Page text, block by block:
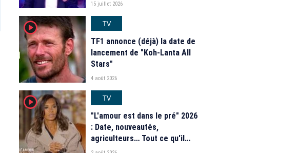
15 juillet 2026
player2
TV
TF1 annonce (déjà) la date de
lancement de "Koh-Lanta All
Stars"
4 août 2026
player2
TV
"L'amour est dans le pré" 2026
: Date, nouveautés,
agriculteurs… Tout ce qu'il
faut savoir sur la saison 21 du